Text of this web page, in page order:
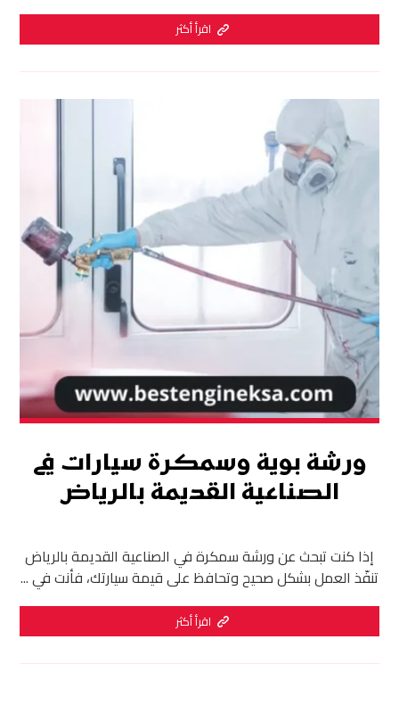
اقرأ أكثر
ورشة بوية وسمكرة سيارات في
الصناعية القديمة بالرياض
إذا كنت تبحث عن ورشة سمكرة في الصناعية القديمة بالرياض
تنفّذ العمل بشكل صحيح وتحافظ على قيمة سيارتك، فأنت في ...
اقرأ أكثر